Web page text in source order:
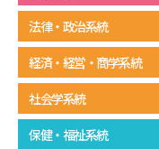
大学で学べる内容や
新増設大学・学部・学科特
法律・政治系統
経済・経営・商学系統
社会学系統
保健・福祉系統